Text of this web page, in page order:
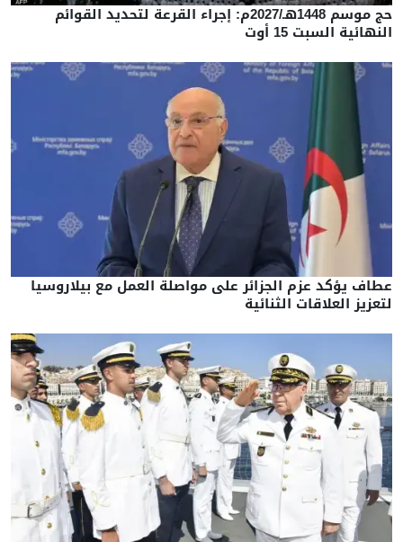
حج موسم 1448هـ/2027م: إجراء القرعة لتحديد القوائم
النهائية السبت 15 أوت
عطاف يؤكد عزم الجزائر على مواصلة العمل مع بيلاروسيا
لتعزيز العلاقات الثنائية